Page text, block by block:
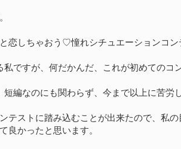
恋しちゃおう♡憧れシチュエーションコン
ですが、何だかんだ、これが初めてのコ
編なのにも関わらず、今まで以上に苦労
テストに踏み込むことが出来たので、私
良かったと思います。